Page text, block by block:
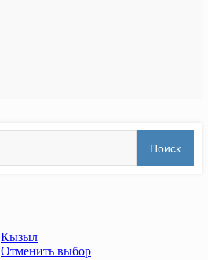
Поиск
Кызыл
Отменить выбор